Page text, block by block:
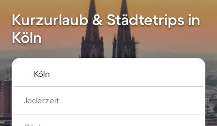
Kurzurlaub & Städtetrips in
Köln
Jederzeit